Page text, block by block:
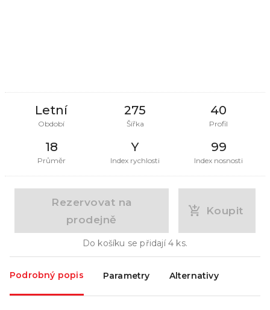
Letní
Období
275
Šířka
40
Profil
18
Průměr
Y
Index rychlosti
99
Index nosnosti
Rezervovat na
prodejně
Koupit
Do košíku se přidají4 ks.
Podrobný popis Parametry Alternativy